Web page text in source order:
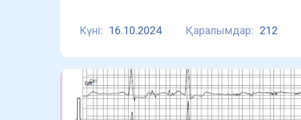
Күні: 16.10.2024 Қаралымдар: 212